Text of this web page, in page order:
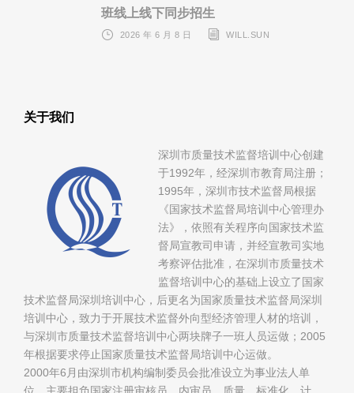
班线上线下同步招生
2026 年 6 月 8 日 WILL.SUN
关于我们
深圳市质量技术监督培训中心创建
于1992年，经深圳市教育局注册；
1995年，深圳市技术监督局根据
《国家技术监督局培训中心管理办
法》，依照有关程序向国家技术监
督局宣教司申请，并经宣教司实地
考察评估批准，在深圳市质量技术
监督培训中心的基础上设立了国家
技术监督局深圳培训中心，后更名为国家质量技术监督局深圳
培训中心，致力于开展技术监督外向型经济管理人材的培训，
与深圳市质量技术监督培训中心两块牌子一班人员运做；2005
年根据要求停止国家质量技术监督局培训中心运做。
2000年6月由深圳市机构编制委员会批准设立为事业法人单